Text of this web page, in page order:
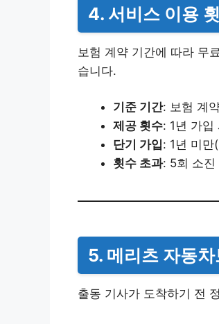
4. 서비스 이용
보험 계약 기간에 따라 무
습니다.
기준 기간: 보험 계
제공 횟수: 1년 가입
단기 가입: 1년 미
횟수 초과: 5회 소진
5. 메리츠 자동
출동 기사가 도착하기 전